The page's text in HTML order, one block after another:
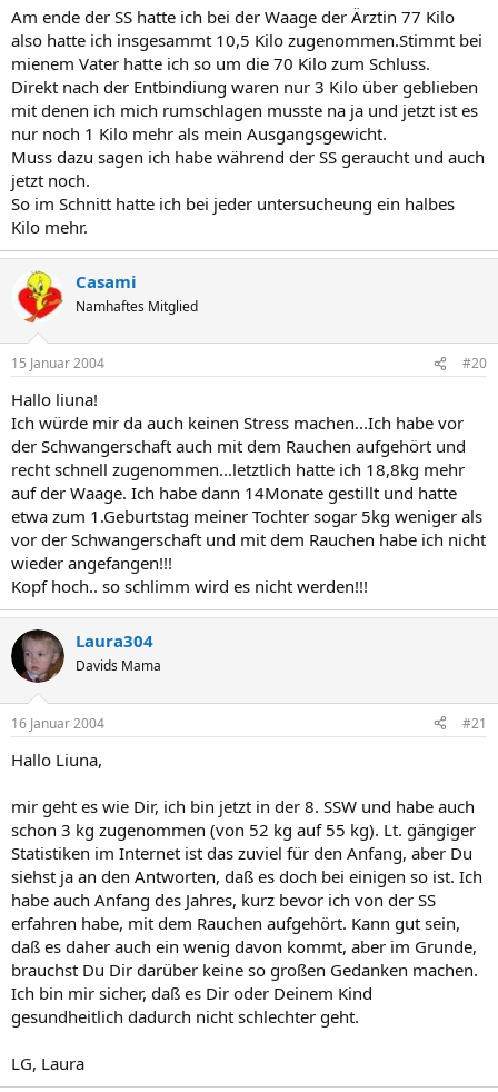
Am ende der SS hatte ich bei der Waage der Ärztin 77 Kilo
also hatte ich insgesammt 10,5 Kilo zugenommen.Stimmt bei
mienem Vater hatte ich so um die 70 Kilo zum Schluss.
Direkt nach der Entbindiung waren nur 3 Kilo über geblieben
mit denen ich mich rumschlagen musste na ja und jetzt ist es
nur noch 1 Kilo mehr als mein Ausgangsgewicht.
Muss dazu sagen ich habe während der SS geraucht und auch
jetzt noch.
So im Schnitt hatte ich bei jeder untersucheung ein halbes
Kilo mehr.
Casami
Namhaftes Mitglied
15 Januar 2004 #20
Hallo liuna!
Ich würde mir da auch keinen Stress machen...Ich habe vor
der Schwangerschaft auch mit dem Rauchen aufgehört und
recht schnell zugenommen...letztlich hatte ich 18,8kg mehr
auf der Waage. Ich habe dann 14Monate gestillt und hatte
etwa zum 1.Geburtstag meiner Tochter sogar 5kg weniger als
vor der Schwangerschaft und mit dem Rauchen habe ich nicht
wieder angefangen!!!
Kopf hoch.. so schlimm wird es nicht werden!!!
Laura304
Davids Mama
16 Januar 2004 #21
Hallo Liuna,
mir geht es wie Dir, ich bin jetzt in der 8. SSW und habe auch
schon 3 kg zugenommen (von 52 kg auf 55 kg). Lt. gängiger
Statistiken im Internet ist das zuviel für den Anfang, aber Du
siehst ja an den Antworten, daß es doch bei einigen so ist. Ich
habe auch Anfang des Jahres, kurz bevor ich von der SS
erfahren habe, mit dem Rauchen aufgehört. Kann gut sein,
daß es daher auch ein wenig davon kommt, aber im Grunde,
brauchst Du Dir darüber keine so großen Gedanken machen.
Ich bin mir sicher, daß es Dir oder Deinem Kind
gesundheitlich dadurch nicht schlechter geht.
LG, Laura